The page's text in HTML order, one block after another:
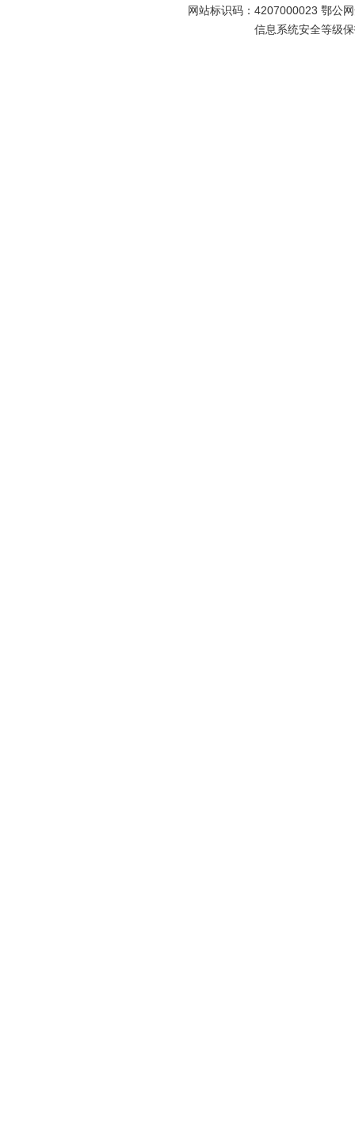
网站标识码：4207000023 鄂公
信息系统安全等级